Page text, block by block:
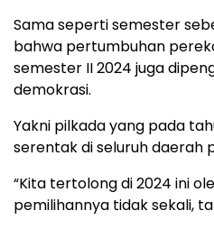
Sama seperti semester
bahwa pertumbuhan
semester II 2024 juga
demokrasi.
Yakni pilkada yang pada
serentak di seluruh daerah
“Kita tertolong di 2024 ini
pemilihannya tidak sekali,